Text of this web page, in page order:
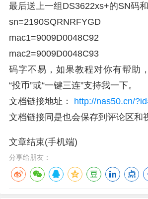
最后送上一组DS3622xs+的SN码
sn=2190SQRNRFYGD
mac1=9009D0048C92
mac2=9009D0048C93
码字不易，如果教程对你有帮助，
“投币”或“一键三连”支持我一下。
文档链接地址： http://nas50.cn/
文档链接同是也会保存到评论区和
文章结束(手机端)
分享给朋友：